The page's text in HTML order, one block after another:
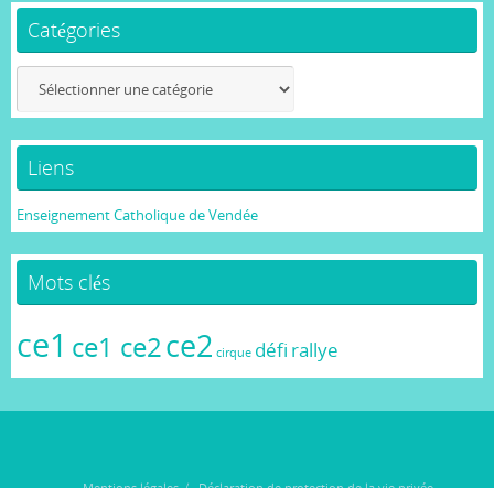
Catégories
Liens
Enseignement Catholique de Vendée
Mots clés
ce1 ce1 ce2ce2 cirque défi rallye